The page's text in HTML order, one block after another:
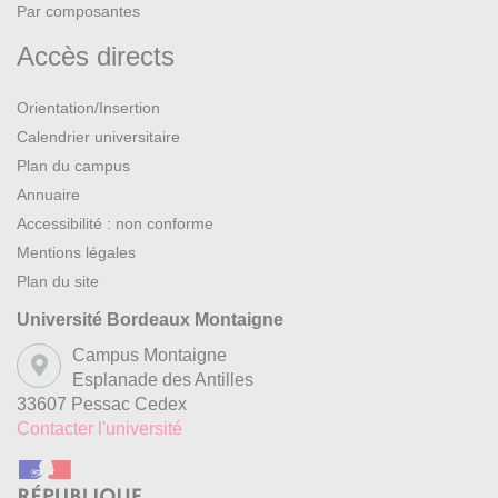
L'émergence du nationalisme arabe au XIX
Le panarabisme et les mouvements de libération
Les conflits régionaux et l'évolution géopolitique
Le rôle du pétrole dans l'économie arabe moderne
Semaine 8 : La société et la culture arabes
contemporaines
La langue arabe et son importance
Les arts et la littérature arabes modernes
Les défis socio-économiques actuels
Perspectives sur l'avenir de la civilisation arabe
Par composantes
Accès directs
Orientation/Insertion
Calendrier universitaire
Plan du campus
Annuaire
Accessibilité : non conforme
Mentions légales
Plan du site
Université Bordeaux Montaigne
Campus Montaigne
Esplanade des Antilles
33607 Pessac Cedex
Contacter l'université